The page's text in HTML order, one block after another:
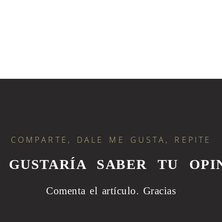
COMPARTE, DALE ME GUSTA, REPITE
GUSTARÍA SABER TU
Comenta el artículo. Gracias